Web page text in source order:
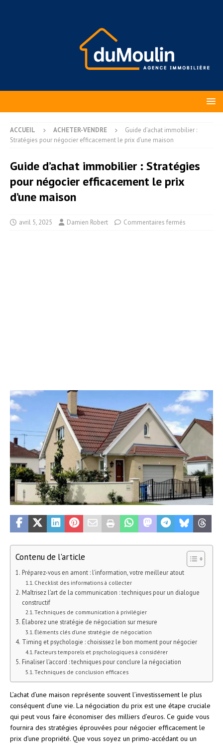
ACCUEIL ACHETER-VENDRE
Guide d’achat immobilier :
Stratégies pour négocier efficacement le prix d’une maison
Guide d’achat immobilier : Stratégies
pour négocier efficacement le prix
d’une maison
avril 5, 2025 Damien Robert Commentaires fermés
Contenu de l'article
Préparez-vous en amont : l’information, votre meilleur atout
Checklist des informations à collecter
Maîtrisez l’art de la communication : techniques pour un dialogue
constructif
Techniques de communication à privilégier
Élaborez une stratégie de négociation sur mesure
Éléments clés d’une stratégie de négociation
Timing et psychologie : choisissez le bon moment pour négocier
Facteurs temporels et psychologiques à considérer
Finaliser l’accord : techniques pour conclure la négociation
Techniques de conclusion efficaces
L’achat d’une maison représente souvent l’investissement le plus
conséquent d’une vie. La négociation du prix est une étape cruciale
qui peut vous faire économiser des milliers d’euros. Ce guide vous
fournira des stratégies éprouvées pour négocier efficacement le
prix d’une propriété. Que vous soyez un primo-accédant ou un